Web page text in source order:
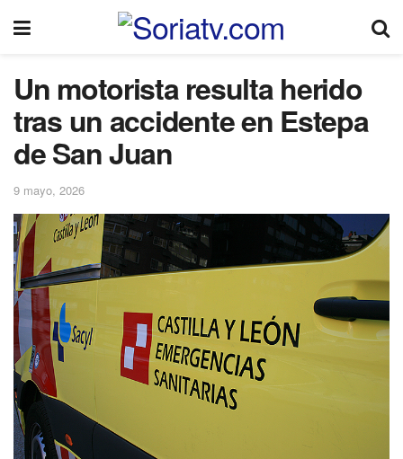
Un motorista resulta herido
tras un accidente en Estepa
de San Juan
9 mayo, 2026